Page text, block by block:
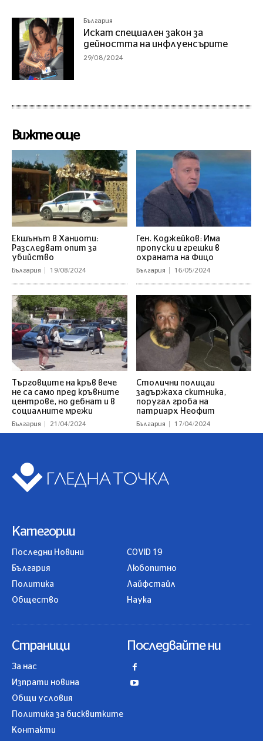
България
Искат специален закон за
дейността на инфлуенсърите
29/08/2024
Вижте още
Екшънът в Ханиоти:
Разследват опит за
убийство
България 19/08/2024
Ген. Коджейков: Има
пропуски и грешки в
охраната на Фицо
България 16/05/2024
Търговците на кръв вече
не са само пред кръвните
центрове, но дебнат и в
социалните мрежи
България 21/04/2024
Столични полицаи
задържаха скитника,
поругал гроба на
патриарх Неофит
България 17/04/2024
Категории
Последни Новини
България
Политика
Общество
COVID 19
Любопитно
Лайфстайл
Наука
Страници
За нас
Изпрати новина
Общи условия
Политика за бисквитките
Контакти
Последвайте ни